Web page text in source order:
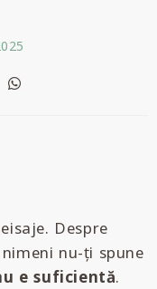
Despre
nu-ți spune
e suficientă.